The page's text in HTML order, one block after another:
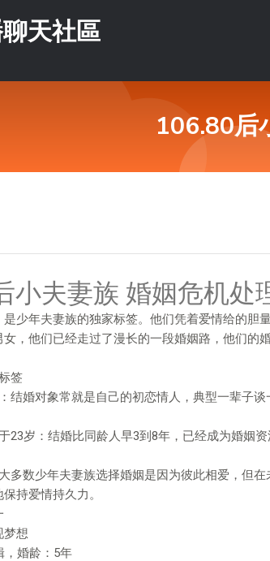
天社區
106.80后
小夫妻族 婚姻危机处
少年夫妻族的独家标签。他们凭着爱情给的胆
，他们已经走过了漫长的一段婚姻路，他们的
签
结婚对象常就是自己的初恋情人，典型一辈子
23岁：结婚比同龄人早3到8年，已经成为婚姻
多数少年夫妻族选择婚姻是因为彼此相爱，但
持爱情持久力。
梦想
，婚龄：5年